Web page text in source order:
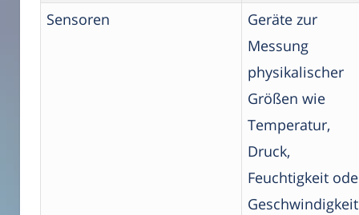
Sensoren
Geräte zur
Messung
physikalischer
Größen wie
Temperatur,
Druck,
Feuchtigkeit